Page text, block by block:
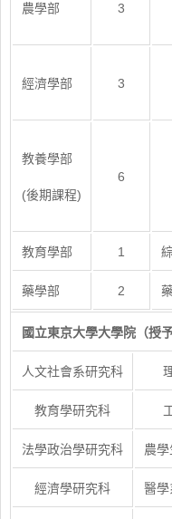
農學部 3
經濟學部 3
教養學部
(後期課程)
6
教育學部 1
藥學部 2
國立東京大學大學院（授
人文社會系研究科
教育學研究科
法學政治學研究科 農
經濟學研究科 醫學